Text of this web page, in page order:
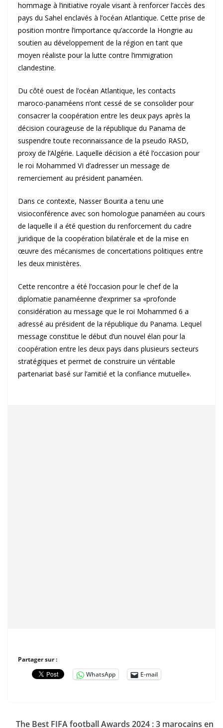
hommage à l’initiative royale visant à renforcer l’accès des
pays du Sahel enclavés à l’océan Atlantique. Cette prise de
position montre l’importance qu’accorde la Hongrie au
soutien au développement de la région en tant que
moyen réaliste pour la lutte contre l’immigration
clandestine.
Du côté ouest de l’océan Atlantique, les contacts
maroco-panaméens n’ont cessé de se consolider pour
consacrer la coopération entre les deux pays après la
décision courageuse de la république du Panama de
suspendre toute reconnaissance de la pseudo RASD,
proxy de l’Algérie. Laquelle décision a été l’occasion pour
le roi Mohammed VI d’adresser un message de
remerciement au président panaméen.
Dans ce contexte, Nasser Bourita a tenu une
visioconférence avec son homologue panaméen au cours
de laquelle il a été question du renforcement du cadre
juridique de la coopération bilatérale et de la mise en
œuvre des mécanismes de concertations politiques entre
les deux ministères.
Cette rencontre a été l’occasion pour le chef de la
diplomatie panaméenne d’exprimer sa «profonde
considération au message que le roi Mohammed 6 a
adressé au président de la république du Panama. Lequel
message constitue le début d’un nouvel élan pour la
coopération entre les deux pays dans plusieurs secteurs
stratégiques et permet de construire un véritable
partenariat basé sur l’amitié et la confiance mutuelle».
Partager sur :
WhatsApp
E-mail
The Best FIFA football Awards 2024 : 3 marocains en